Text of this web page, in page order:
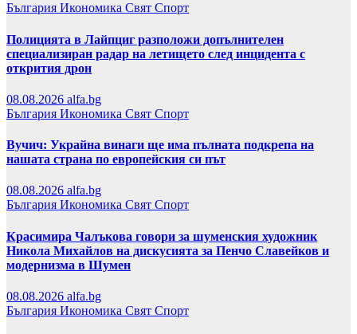
България Икономика Свят Спорт
Полицията в Лайпциг разположи допълнителен
специализиран радар на летището след инцидента с
открития дрон
08.08.2026 alfa.bg
България Икономика Свят Спорт
Вучич: Украйна винаги ще има пълната подкрепа на
нашата страна по европейския си път
08.08.2026 alfa.bg
България Икономика Свят Спорт
Красимира Чалъкова говори за шуменския художник
Никола Михайлов на дискусията за Пенчо Славейков и
модернизма в Шумен
08.08.2026 alfa.bg
България Икономика Свят Спорт